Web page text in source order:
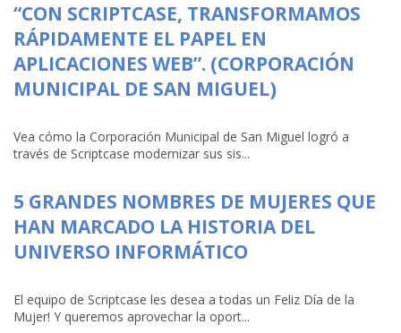
“CON SCRIPTCASE, TRANSFORMAMOS
RÁPIDAMENTE EL PAPEL EN
APLICACIONES WEB”. (CORPORACIÓN
MUNICIPAL DE SAN MIGUEL)
Vea cómo la Corporación Municipal de San Miguel logró a
través de Scriptcase modernizar sus sis...
5 GRANDES NOMBRES DE MUJERES QUE
HAN MARCADO LA HISTORIA DEL
UNIVERSO INFORMÁTICO
El equipo de Scriptcase les desea a todas un Feliz Día de la
Mujer! Y queremos aprovechar la oport...